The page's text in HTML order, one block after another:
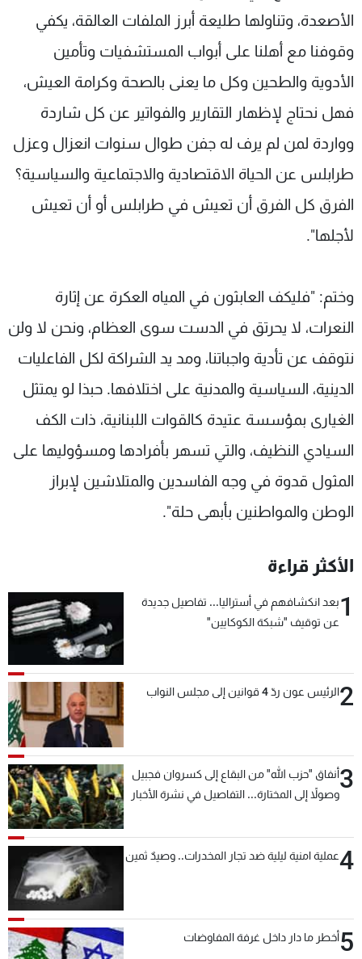
الأصعدة، وتناولها طليعة أبرز الملفات العالقة، يكفي
وقوفنا مع أهلنا على أبواب المستشفيات وتأمين
الأدوية والطحين وكل ما يعنى بالصحة وكرامة العيش،
فهل نحتاج لإظهار التقارير والفواتير عن كل شاردة
وواردة لمن لم يرف له جفن طوال سنوات انعزال وعزل
طرابلس عن الحياة الاقتصادية والاجتماعية والسياسية؟
الفرق كل الفرق أن تعيش في طرابلس أو أن تعيش
لأجلها".
وختم: "فليكف العابثون في المياه العكرة عن إثارة
النعرات، لا يحرتق في الدست سوى العظام، ونحن لا ولن
نتوقف عن تأدية واجباتنا، ومد يد الشراكة لكل الفاعليات
الدينية، السياسية والمدنية على اختلافها. حبذا لو يمتثل
الغيارى بمؤسسة عتيدة كالقوات اللبنانية، ذات الكف
السيادي النظيف، والتي تسهر بأفرادها ومسؤوليها على
المثول قدوة في وجه الفاسدين والمتلاشين لإبراز
الوطن والمواطنين بأبهى حلة".
الأكثر قراءة
1بعد انكشافهم في أستراليا... تفاصيل جديدة
عن توقيف "شبكة الكوكايين"
2الرئيس عون ردّ 4 قوانين إلى مجلس النواب
3أنفاق "حزب الله" من البقاع إلى كسروان فجبيل
وصولاً إلى المختارة... التفاصيل في نشرة الأخبار
4عملية امنية ليلية ضد تجار المخدرات.. وصيدٌ ثمين
5أخطر ما دار داخل غرفة المفاوضات